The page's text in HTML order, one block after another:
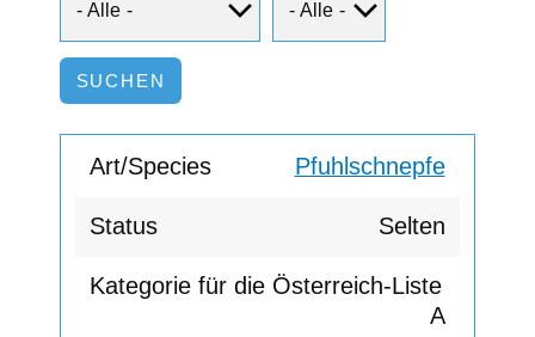
Pfuhlschnepfe
Selten
A